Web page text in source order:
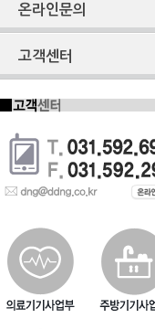
온라인문의
고객센터